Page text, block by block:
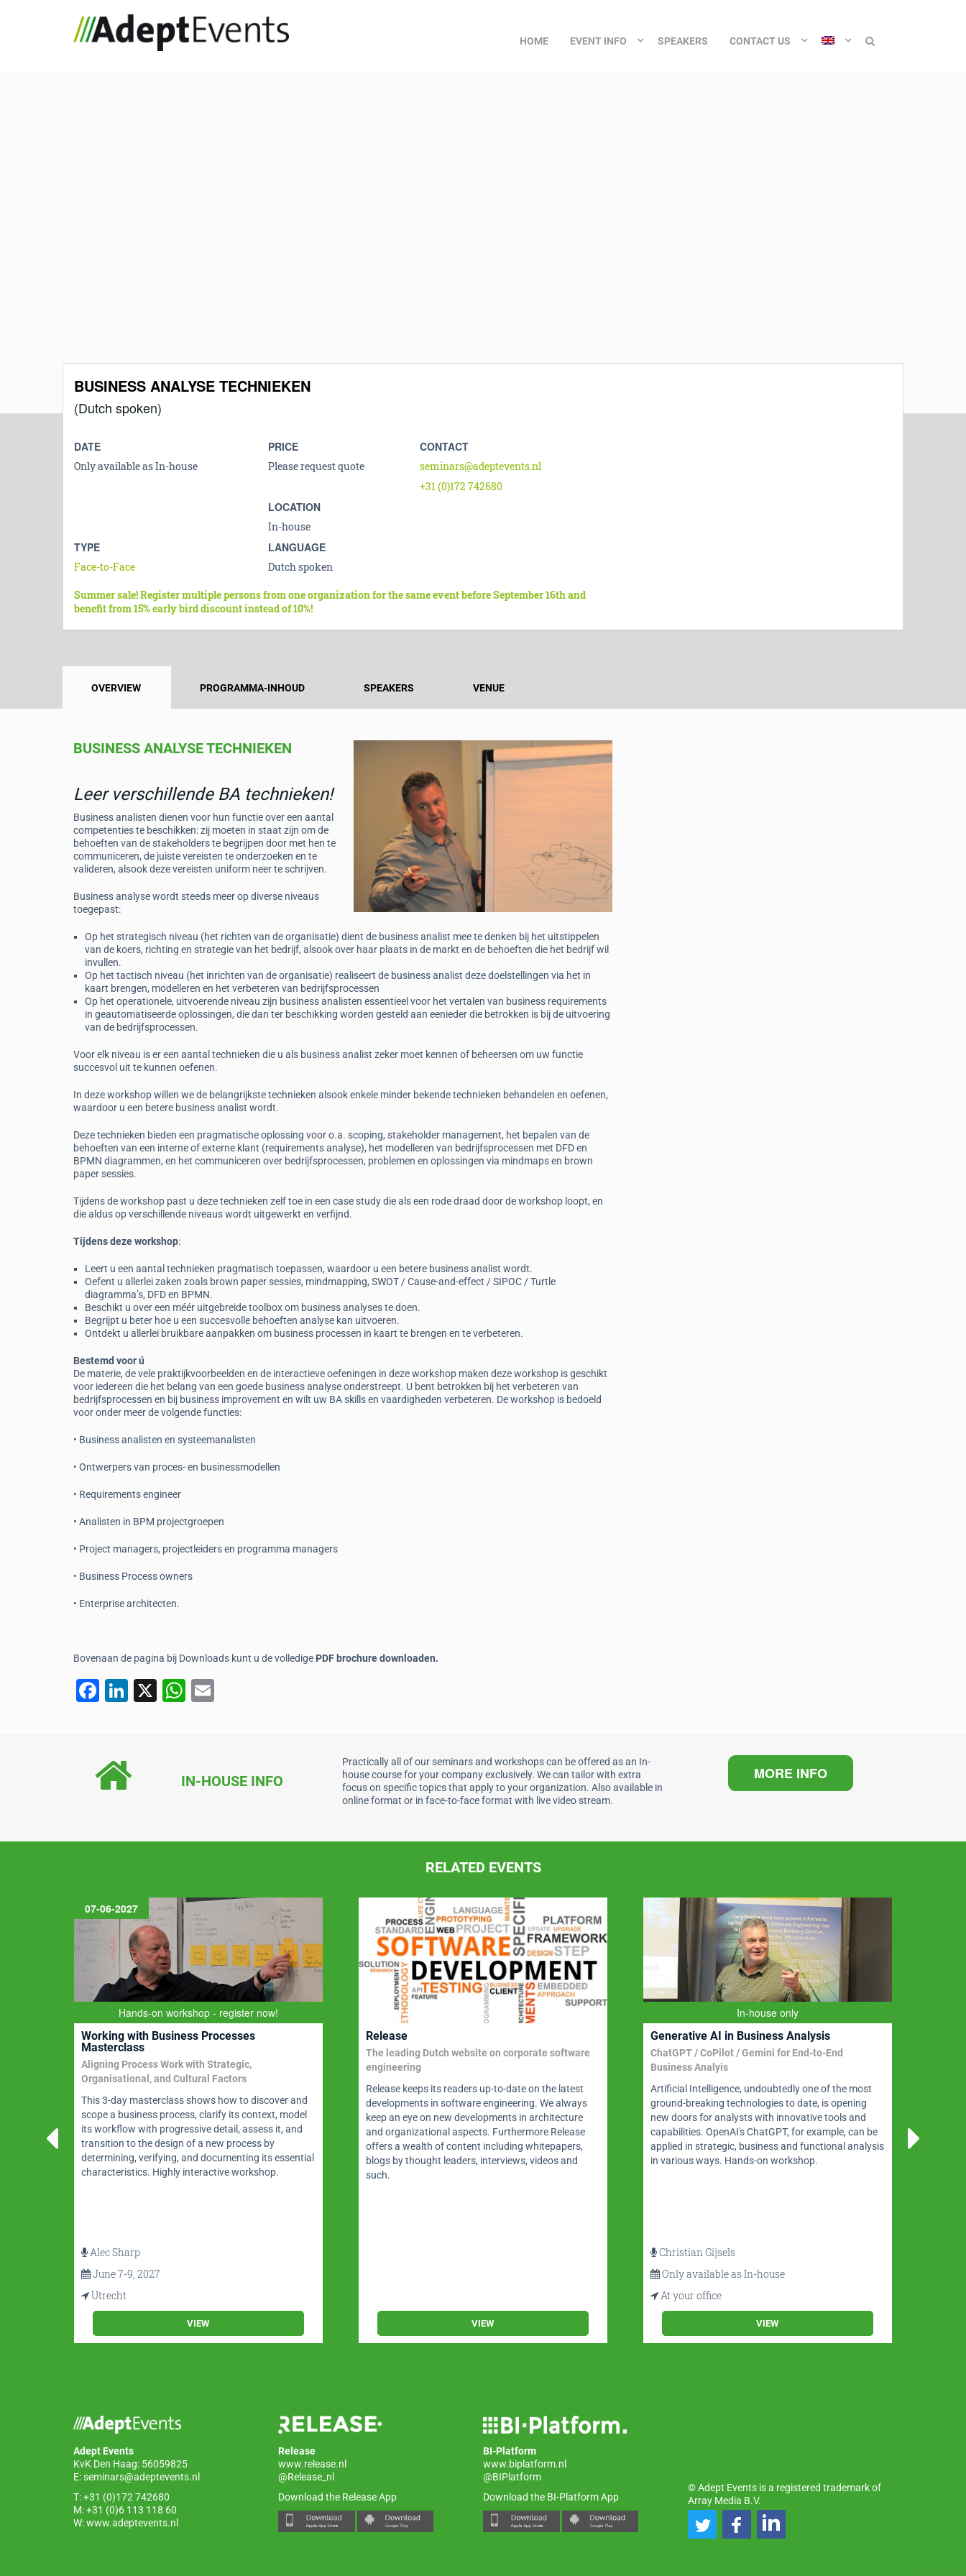
HOME EVENT INFO SPEAKERS CONTACT US
BUSINESS ANALYSE TECHNIEKEN
(Dutch spoken)
DATE PRICE CONTACT
Only available as In-house Please request quote
seminars@adeptevents.nl
+31 (0)172 742680
LOCATION
In-house
TYPE LANGUAGE
Face-to-Face Dutch spoken
Summer sale! Register multiple persons from one organization for the same event before September 16th and
benefit from 15% early bird discount instead of 10%!
OVERVIEW PROGRAMMA-INHOUD SPEAKERS VENUE
BUSINESS ANALYSE TECHNIEKEN
Leer verschillende BA technieken!
Business analisten dienen voor hun functie over een aantal
competenties te beschikken: zij moeten in staat zijn om de
behoeften van de stakeholders te begrijpen door met hen te
communiceren, de juiste vereisten te onderzoeken en te
valideren, alsook deze vereisten uniform neer te schrijven.
Business analyse wordt steeds meer op diverse niveaus
toegepast:
Op het strategisch niveau (het richten van de organisatie) dient de business analist mee te denken bij het uitstippelen
van de koers, richting en strategie van het bedrijf, alsook over haar plaats in de markt en de behoeften die het bedrijf wil
invullen.
Op het tactisch niveau (het inrichten van de organisatie) realiseert de business analist deze doelstellingen via het in
kaart brengen, modelleren en het verbeteren van bedrijfsprocessen
Op het operationele, uitvoerende niveau zijn business analisten essentieel voor het vertalen van business requirements
in geautomatiseerde oplossingen, die dan ter beschikking worden gesteld aan eenieder die betrokken is bij de uitvoering
van de bedrijfsprocessen.
Voor elk niveau is er een aantal technieken die u als business analist zeker moet kennen of beheersen om uw functie
succesvol uit te kunnen oefenen.
In deze workshop willen we de belangrijkste technieken alsook enkele minder bekende technieken behandelen en oefenen,
waardoor u een betere business analist wordt.
Deze technieken bieden een pragmatische oplossing voor o.a. scoping, stakeholder management, het bepalen van de
behoeften van een interne of externe klant (requirements analyse), het modelleren van bedrijfsprocessen met DFD en
BPMN diagrammen, en het communiceren over bedrijfsprocessen, problemen en oplossingen via mindmaps en brown
paper sessies.
Tijdens de workshop past u deze technieken zelf toe in een case study die als een rode draad door de workshop loopt, en
die aldus op verschillende niveaus wordt uitgewerkt en verfijnd.
Tijdens deze workshop:
Leert u een aantal technieken pragmatisch toepassen, waardoor u een betere business analist wordt.
Oefent u allerlei zaken zoals brown paper sessies, mindmapping, SWOT / Cause-and-effect / SIPOC / Turtle
diagramma’s, DFD en BPMN.
Beschikt u over een méér uitgebreide toolbox om business analyses te doen.
Begrijpt u beter hoe u een succesvolle behoeften analyse kan uitvoeren.
Ontdekt u allerlei bruikbare aanpakken om business processen in kaart te brengen en te verbeteren.
Bestemd voor ú
De materie, de vele praktijkvoorbeelden en de interactieve oefeningen in deze workshop maken deze workshop is geschikt
voor iedereen die het belang van een goede business analyse onderstreept. U bent betrokken bij het verbeteren van
bedrijfsprocessen en bij business improvement en wilt uw BA skills en vaardigheden verbeteren. De workshop is bedoeld
voor onder meer de volgende functies:
• Business analisten en systeemanalisten
• Ontwerpers van proces- en businessmodellen
• Requirements engineer
• Analisten in BPM projectgroepen
• Project managers, projectleiders en programma managers
• Business Process owners
• Enterprise architecten.
Bovenaan de pagina bij Downloads kunt u de volledige PDF brochure downloaden.
F
e
b
Li
dI
X
W
A
IN-HOUSE INFO
Practically all of our seminars and workshops can be offered as an In-
house course for your company exclusively. We can tailor with extra
focus on specific topics that apply to your organization. Also available in
online format or in face-to-face format with live video stream.
MORE INFO
RELATED EVENTS
07-06-2027
Hands-on workshop - register now!
Working with Business Processes
Masterclass
Aligning Process Work with Strategic,
Organisational, and Cultural Factors
This 3-day masterclass shows how to discover and
scope a business process, clarify its context, model
its workflow with progressive detail, assess it, and
transition to the design of a new process by
determining, verifying, and documenting its essential
characteristics. Highly interactive workshop.
Alec Sharp
June 7-9, 2027
Utrecht
VIEW
Release
The leading Dutch website on corporate software
engineering
Release keeps its readers up-to-date on the latest
developments in software engineering. We always
keep an eye on new developments in architecture
and organizational aspects. Furthermore Release
offers a wealth of content including whitepapers,
blogs by thought leaders, interviews, videos and
such.
VIEW
In-house only
Generative AI in Business Analysis
ChatGPT / CoPilot / Gemini for End-to-End
Business Analyis
Artificial Intelligence, undoubtedly one of the most
ground-breaking technologies to date, is opening
new doors for analysts with innovative tools and
capabilities. OpenAI's ChatGPT, for example, can be
applied in strategic, business and functional analysis
in various ways. Hands-on workshop.
Christian Gijsels
Only available as In-house
At your office
VIEW
Adept Events
KvK Den Haag: 56059825
E:seminars@adeptevents.nl
T: +31 (0)172 742680
M: +31 (0)6 113 118 60
W:www.adeptevents.nl
Release
www.release.nl
@Release_nl
Download the Release App
BI-Platform
www.biplatform.nl
@BIPlatform
Download the BI-Platform App
© Adept Events is a registered trademark of
Array Media B.V.